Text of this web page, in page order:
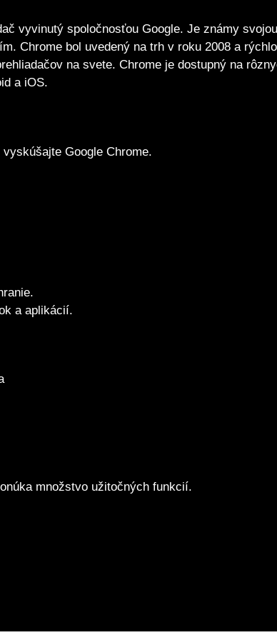
vyvinutý spoločnosťou Google. Je známy
Chrome bol uvedený na trh v roku 2008 a
na svete. Chrome je dostupný na
a iOS.
Google Chrome.
a aplikácií.
množstvo užitočných funkcií.